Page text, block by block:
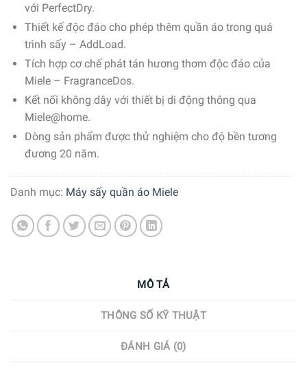
với PerfectDry.
Thiết kế độc đáo cho phép thêm quần áo trong quá
trình sấy – AddLoad.
Tích hợp cơ chế phát tán hương thơm độc đáo của
Miele – FragranceDos.
Kết nối không dây với thiết bị di động thông qua
Miele@home.
Dòng sản phẩm được thử nghiệm cho độ bền tương
đương 20 năm.
Danh mục: Máy sấy quần áo Miele
MÔ TẢ
THÔNG SỐ KỸ THUẬT
ĐÁNH GIÁ (0)